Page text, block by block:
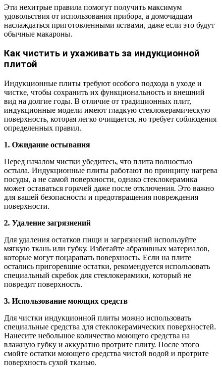
Эти нехитрые правила помогут получить максимум
удовольствия от использования прибора, а домочадцам
наслаждаться приготовленными яствами, даже если это будут
обычные макароны.
Как чистить и ухаживать за индукционной
плитой
Индукционные плиты требуют особого подхода в уходе и
чистке, чтобы сохранить их функциональность и внешний
вид на долгие годы. В отличие от традиционных плит,
индукционные модели имеют гладкую стеклокерамическую
поверхность, которая легко очищается, но требует соблюдения
определенных правил.
1. Ожидание остывания
Перед началом чистки убедитесь, что плита полностью
остыла. Индукционные плиты работают по принципу нагрева
посуды, а не самой поверхности, однако стеклокерамика
может оставаться горячей даже после отключения. Это важно
для вашей безопасности и предотвращения повреждения
поверхности.
2. Удаление загрязнений
Для удаления остатков пищи и загрязнений используйте
мягкую ткань или губку. Избегайте абразивных материалов,
которые могут поцарапать поверхность. Если на плите
остались пригоревшие остатки, рекомендуется использовать
специальный скребок для стеклокерамики, который не
повредит поверхность.
3. Использование моющих средств
Для чистки индукционной плиты можно использовать
специальные средства для стеклокерамических поверхностей.
Нанесите небольшое количество моющего средства на
влажную губку и аккуратно протрите плиту. После этого
смойте остатки моющего средства чистой водой и протрите
поверхность сухой тканью.